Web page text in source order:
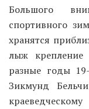
Большого
спортивного
хранятся
лыж
разные годы
Зикмунд